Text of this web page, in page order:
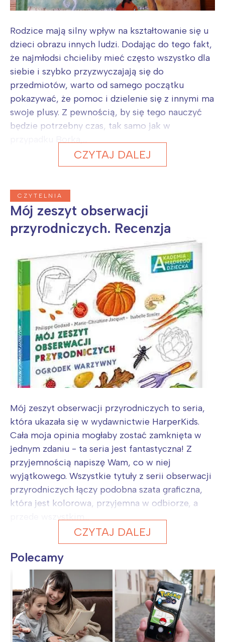
Rodzice mają silny wpływ na kształtowanie się u
dzieci obrazu innych ludzi. Dodając do tego fakt,
że najmłodsi chcieliby mieć często wszystko dla
siebie i szybko przyzwyczajają się do
przedmiotów, warto od samego początku
pokazywać, że pomoc i dzielenie się z innymi ma
swoje plusy. Z pewnością, by się tego nauczyć
będzie potrzebny czas, tak samo jak w
CZYTAJ DALEJ
CZYTELNIA
Mój zeszyt obserwacji
przyrodniczych. Recenzja
Mój zeszyt obserwacji przyrodniczych to seria,
która ukazała się w wydawnictwie HarperKids.
Cała moja opinia mogłaby zostać zamknięta w
jednym zdaniu - ta seria jest fantastyczna! Z
przyjemnością napiszę Wam, co w niej
wyjątkowego. Wszystkie tytuły z serii obserwacji
przyrodniczych łączy podobna szata graficzna,
która jest kolorowa, przyjemna w odbiorze, a
CZYTAJ DALEJ
Polecamy